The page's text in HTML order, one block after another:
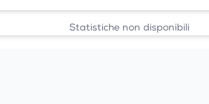
Statistiche non disponibili